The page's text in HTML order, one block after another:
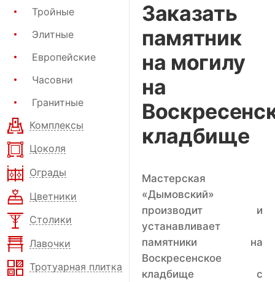
Тройные
Элитные
Европейские
Часовни
Гранитные
Комплексы
Цоколя
Ограды
Цветники
Столики
Лавочки
Тротуарная плитка
Заказать
памятник
на могилу
на
кладбище
Мастерская
«Дымовский»
производит и
устанавливает
памятники на
Воскресенское
кладбище с